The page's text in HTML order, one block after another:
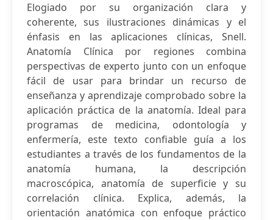
Elogiado por su organización clara y
coherente, sus ilustraciones dinámicas y el
énfasis en las aplicaciones clínicas, Snell.
Anatomía Clínica por regiones combina
perspectivas de experto junto con un enfoque
fácil de usar para brindar un recurso de
enseñanza y aprendizaje comprobado sobre la
aplicación práctica de la anatomía. Ideal para
programas de medicina, odontología y
enfermería, este texto confiable guía a los
estudiantes a través de los fundamentos de la
anatomía humana, la descripción
macroscópica, anatomía de superficie y su
correlación clínica. Explica, además, la
orientación anatómica con enfoque práctico